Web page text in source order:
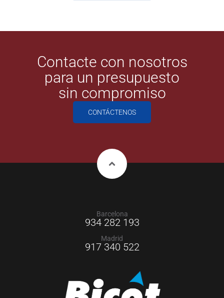
Contacte con nosotros
para un presupuesto
sin compromiso
CONTÁCTENOS
Barcelona
934 282 193
Madrid
917 340 522